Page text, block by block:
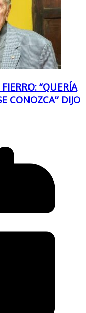
“QUERÍA
CONOZCA” DIJO